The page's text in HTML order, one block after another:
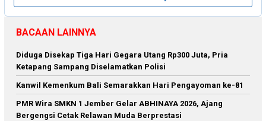
BACAAN LAINNYA
Diduga Disekap Tiga Hari Gegara Utang Rp300 Juta, Pria
Ketapang Sampang Diselamatkan Polisi
Kanwil Kemenkum Bali Semarakkan Hari Pengayoman ke-81
PMR Wira SMKN 1 Jember Gelar ABHINAYA 2026, Ajang
Bergengsi Cetak Relawan Muda Berprestasi